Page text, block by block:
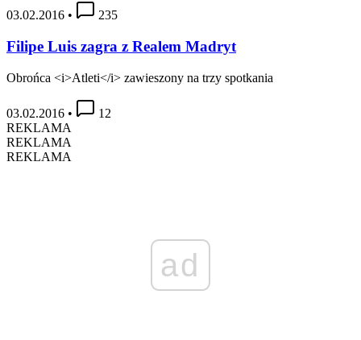
03.02.2016 • 235
Filipe Luis zagra z Realem Madryt
Obrońca <i>Atleti</i> zawieszony na trzy spotkania
03.02.2016 •
12
REKLAMA
REKLAMA
REKLAMA
ad